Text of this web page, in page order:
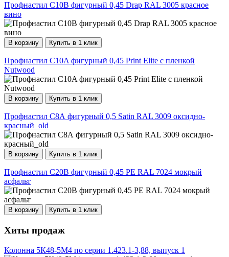
Профнастил С10B фигурный 0,45 Drap RAL 3005 красное
вино
В корзину Купить в 1 клик
Профнастил С10A фигурный 0,45 Print Elite с пленкой
Nutwood
В корзину Купить в 1 клик
Профнастил С8А фигурный 0,5 Satin RAL 3009 оксидно-
красный_old
В корзину Купить в 1 клик
Профнастил С20В фигурный 0,45 PE RAL 7024 мокрый
асфальт
В корзину Купить в 1 клик
Хиты продаж
Колонна 5К48-5М4 по серии 1.423.1-3,88, выпуск 1